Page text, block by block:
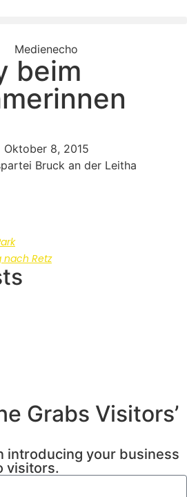
Medienecho
beim
Oktober 8, 2015
Bruck an der Leitha
nach Retz
Grabs Visitors’
introducing your business
visitors.